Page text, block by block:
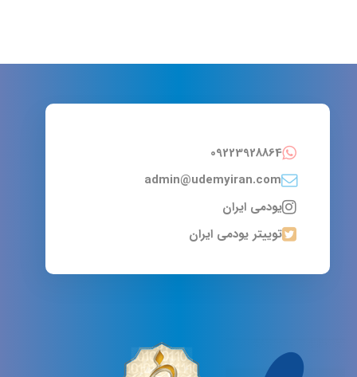
09223928864
admin@udemyiran.com
یودمی ایران
توییتر یودمی ایران